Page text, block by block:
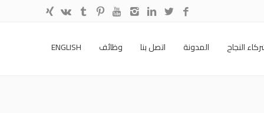
النجاح المدونة اتصل بنا وظائف ENGLISH